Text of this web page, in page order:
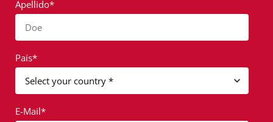
Apellido*
Doe
País*
E-Mail*